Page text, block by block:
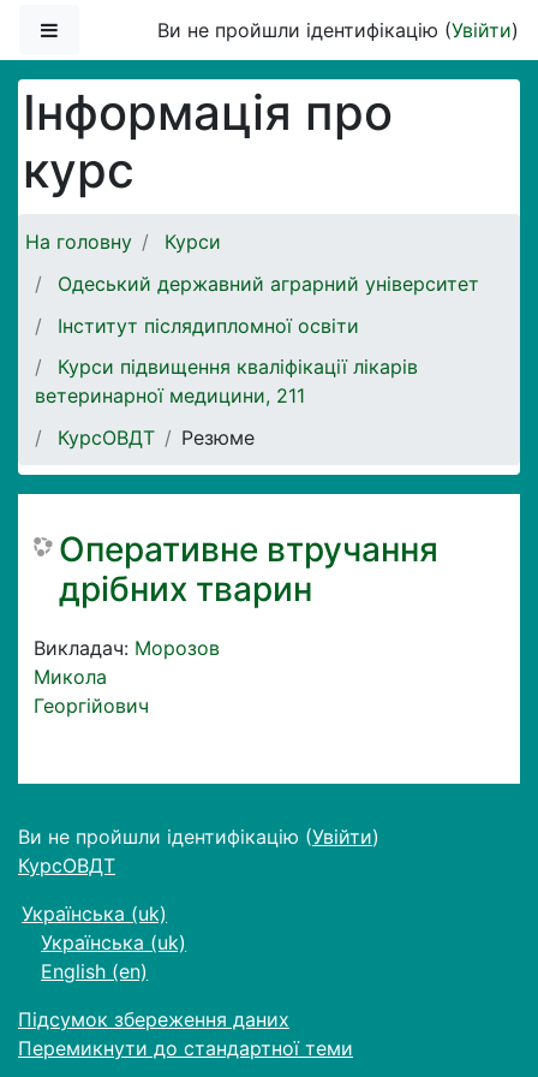
Бокова панельВи не пройшли ідентифікацію (Увійти)
Інформація про
курс
На головну
Курси
Одеський державний аграрний університет
Інститут післядипломної освіти
Курси підвищення кваліфікації лікарів
ветеринарної медицини, 211
КурсОВДТ
Резюме
Оперативне втручання
дрібних тварин
Викладач: Морозов
Микола
Георгійович
Ви не пройшли ідентифікацію (Увійти)
КурсОВДТ
Українська ‎(uk)‎
Українська ‎(uk)‎
English ‎(en)‎
Підсумок збереження даних
Перемикнути до стандартної теми